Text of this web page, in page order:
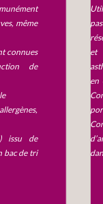
et
en
même
connues
de
issu de
bac de tri